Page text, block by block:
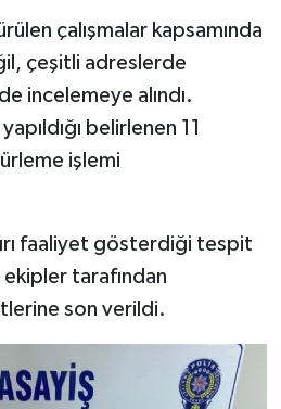
çalışmalar kapsamında
çeşitli adreslerde
incelemeye alındı.
yapıldığı belirlenen 11
işlemi
faaliyet gösterdiği tespit
tarafından
son verildi.